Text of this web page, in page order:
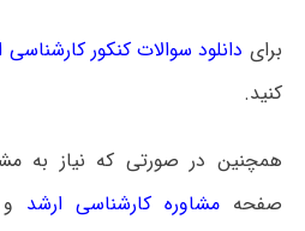
برای دانلود سوالات کنکور کارشناسی
کنید.
همچنین در صورتی که نیاز به
صفحهمشاوره کارشناسی ارشد